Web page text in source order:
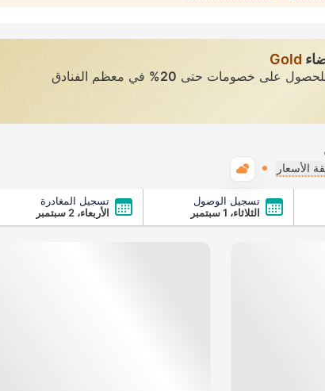
Gold
على خصومات حتى 20% في معظم الفنادق
الأسعار
تسجيل الوصول
الثلاثاء، 1 سبتمبر
تسجيل المغادرة
الأربعاء، 2 سبتمبر